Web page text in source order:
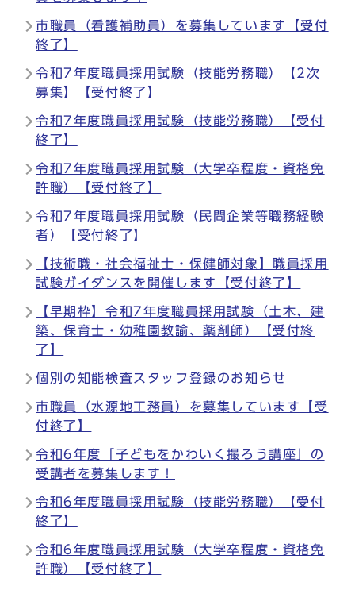
市職員（看護補助員）を募集しています【受付
終了】
令和7年度職員採用試験（技能労務職）【2次
募集】【受付終了】
令和7年度職員採用試験（技能労務職）【受付
終了】
令和7年度職員採用試験（大学卒程度・資格免
許職）【受付終了】
令和7年度職員採用試験（民間企業等職務経験
者）【受付終了】
【技術職・社会福祉士・保健師対象】職員採用
試験ガイダンスを開催します【受付終了】
【早期枠】令和7年度職員採用試験（土木、建
築、保育士・幼稚園教諭、薬剤師）【受付終
了】
個別の知能検査スタッフ登録のお知らせ
市職員（水源地工務員）を募集しています【受
付終了】
令和6年度「子どもをかわいく撮ろう講座」の
受講者を募集します！
令和6年度職員採用試験（技能労務職）【受付
終了】
令和6年度職員採用試験（大学卒程度・資格免
許職）【受付終了】